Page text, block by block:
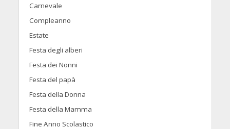
Carnevale
Compleanno
Estate
Festa degli alberi
Festa dei Nonni
Festa del papà
Festa della Donna
Festa della Mamma
Fine Anno Scolastico